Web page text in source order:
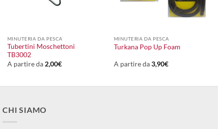
MINUTERIA DA PESCA
Tubertini Moschettoni
TB3002
A partire da 2,00€
MINUTERIA DA PESCA
Turkana Pop Up Foam
A partire da3,90€
CHI SIAMO